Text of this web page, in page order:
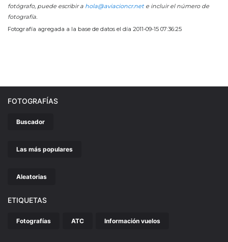
fotógrafo, puede escribir a hola@aviacioncr.nete incluir el número de
fotografía.
Fotografía agregada a la base de datos el día 2011-09-15 07:36:25
FOTOGRAFÍAS
Buscador
Las más populares
Aleatorias
ETIQUETAS
Fotografías ATC Información vuelos